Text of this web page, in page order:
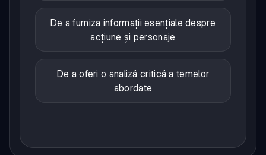
De a furniza informații esențiale despre
acțiune și personaje
De a oferi o analiză critică a temelor
abordate